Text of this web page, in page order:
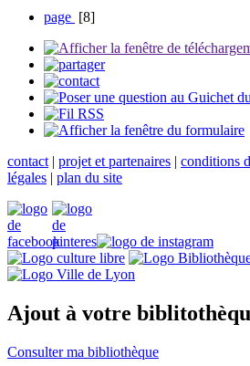
page [8]
contact | projet et partenaires | conditions
légales | plan du site
Ajout à votre
Consulter ma bibliothèque